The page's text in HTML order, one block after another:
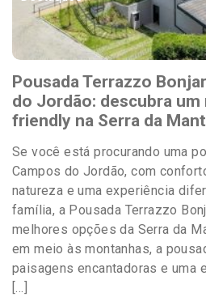
Pousada Terrazzo
do Jordão: descubra
friendly na Serra da
Se você está procurando uma
Campos do Jordão, com
natureza e uma experiência
família, a Pousada Terrazzo
melhores opções da Serra da
em meio às montanhas, a
paisagens encantadoras e uma
[…]